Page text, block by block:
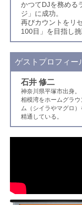
かつてDJを務める
ジ」に成功。
再びカウントをリ
100目」を目指し挑
ゲストプロフィー
石井 修二
神奈川県平塚市出身。
相模湾をホームグラ
ム（シイラやマグロ
精通している。